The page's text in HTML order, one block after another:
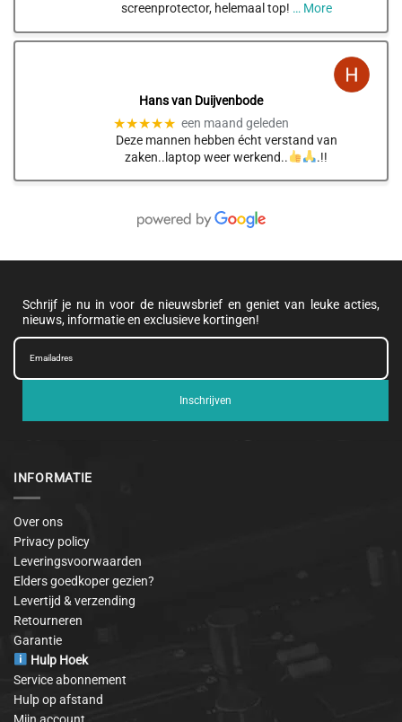
screenprotector, helemaal top! … More
Hans van Duijvenbode
★★★★★ een maand geleden
Deze mannen hebben écht verstand van
zaken..laptop weer werkend..
.!!
Schrijf je nu in voor de nieuwsbrief en geniet van leuke acties,
nieuws, informatie en exclusieve kortingen!
Inschrijven
INFORMATIE
Over ons
Privacy policy
Leveringsvoorwaarden
Elders goedkoper gezien?
Levertijd & verzending
Retourneren
Garantie
Hulp Hoek
Service abonnement
Hulp op afstand
Mijn account